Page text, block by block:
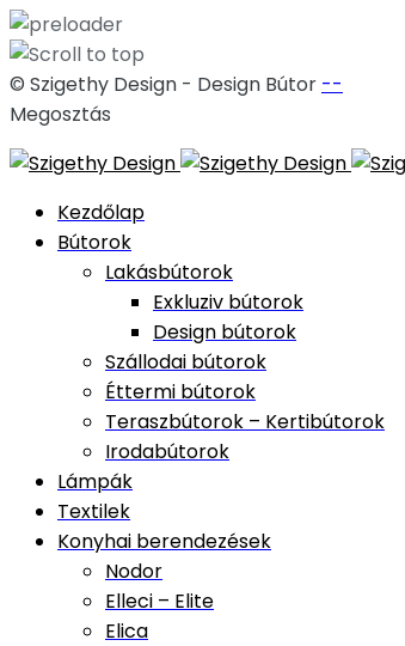
© Szigethy Design - Design Bútor --
Megosztás
Skip
contentKezdőlap
Bútorok
Lakásbútorok
Exkluziv bútorok
Design bútorok
Szállodai bútorok
Éttermi bútorok
Teraszbútorok – Kertibútorok
Irodabútorok
Lámpák
Textilek
Konyhai berendezések
Nodor
Elleci – Elite
Elica